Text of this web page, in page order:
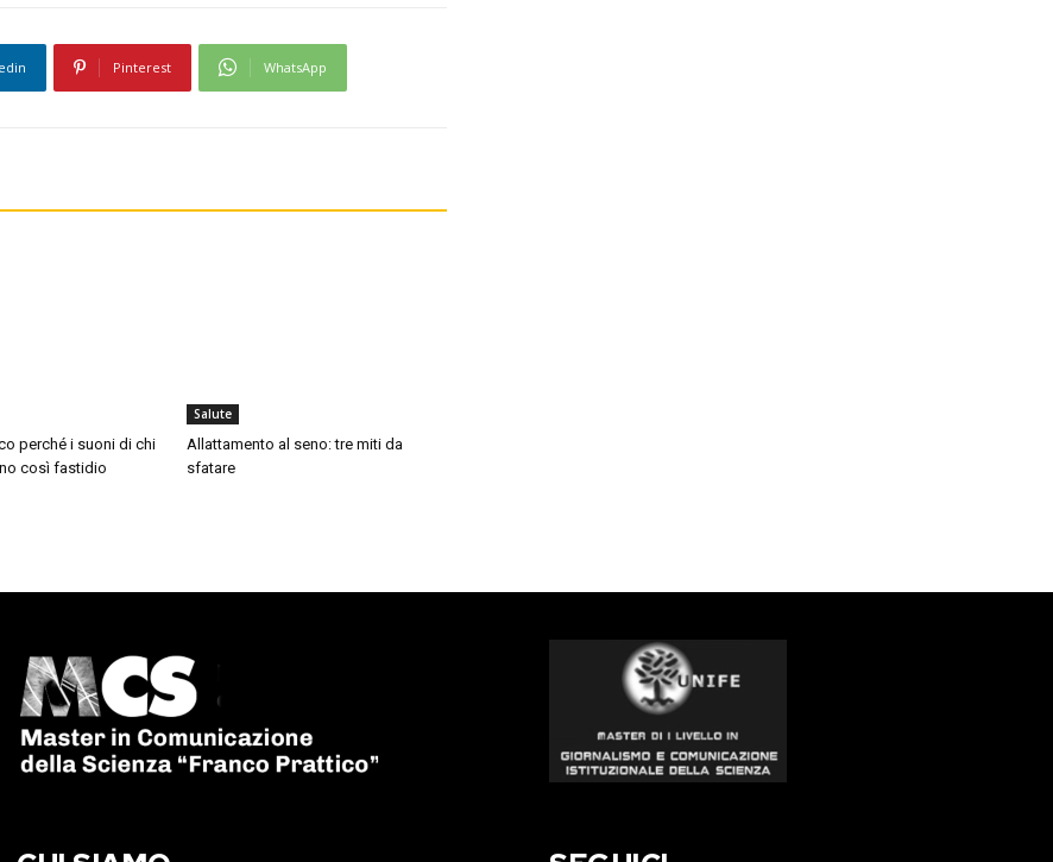
Pinterest WhatsApp
perché i suoni di chi
così fastidio
Salute
Allattamento al seno: tre miti da
sfatare